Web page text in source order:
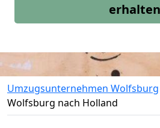
erhalten
Umzugsunternehmen Wolfsburg
Wolfsburg nach Holland